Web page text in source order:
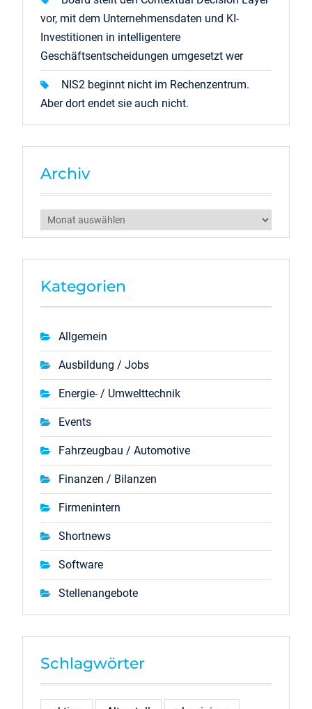
vor, mit dem Unternehmensdaten und KI-
Investitionen in intelligentere
Geschäftsentscheidungen umgesetzt wer
NIS2 beginnt nicht im Rechenzentrum.
Aber dort endet sie auch nicht.
Archiv
Archiv
Kategorien
Allgemein
Ausbildung / Jobs
Energie- / Umwelttechnik
Events
Fahrzeugbau / Automotive
Finanzen / Bilanzen
Firmenintern
Shortnews
Software
Stellenangebote
Schlagwörter